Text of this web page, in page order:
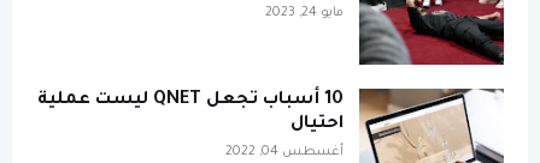
مايو 24, 2023
10 أسباب تجعل QNET ليست عملية
احتيال
أغسطس 04, 2022